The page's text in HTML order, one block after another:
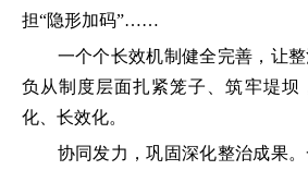
担“隐形加码”……
一个个长效机制健全完善，让整
负从制度层面扎紧笼子、筑牢堤坝
化、长效化。
协同发力，巩固深化整治成果。